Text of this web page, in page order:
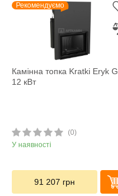
Рекомендуємо
Камінна топка Kratki Eryk G
12 кВт
(0)
У наявності
91 207 грн